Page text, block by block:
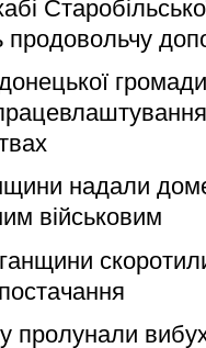
надали
військовим
пролунали